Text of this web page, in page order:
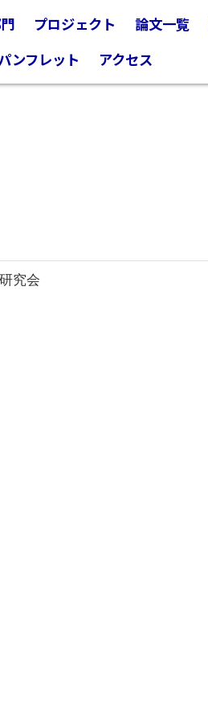
プロジェクト 論文一覧
ンフレット
アクセス
究会